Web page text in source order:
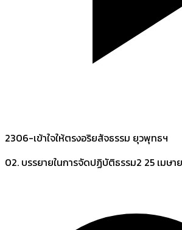
2306-เข้าใจให้ตรงอริยสัจธรรม ยุวพุทธฯ
02. บรรยายในการจัดปฏิบัติธรรม2 25 เมษา